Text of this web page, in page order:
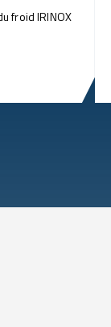
froid IRINOX